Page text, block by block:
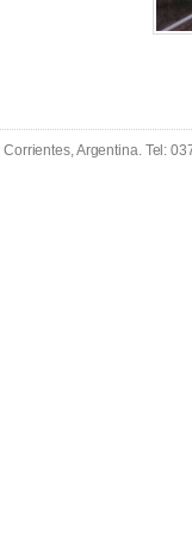
Argentina. Tel: